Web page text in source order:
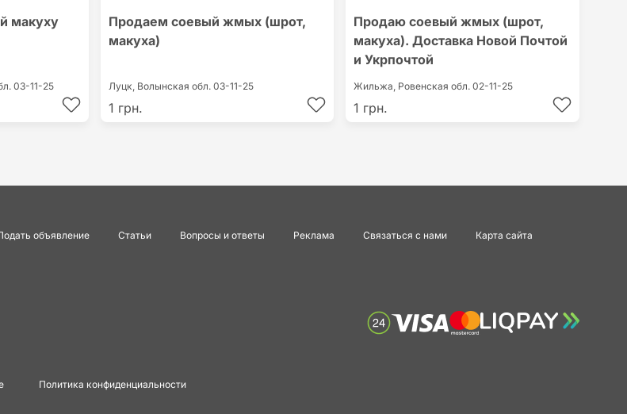
макуху
03-11-25
Продаем соевый жмых (шрот,
макуха)
Луцк, Волынская обл. 03-11-25
1 грн.
Продаю соевый жмых (шрот,
макуха). Доставка Новой Почтой
и Укрпочтой
Жильжа, Ровенская обл.02-11-25
1 грн.
объявление Статьи Вопросы и ответы Реклама Связаться с нами Карта сайта
Политика конфиденциальности